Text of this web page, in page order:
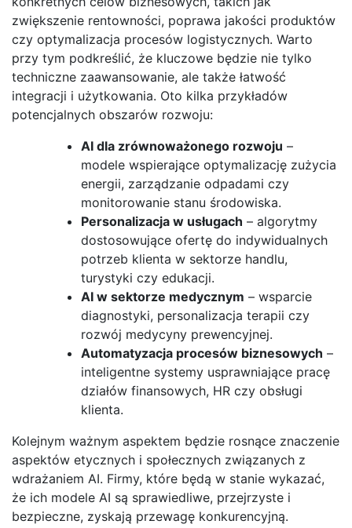
zwiększenie rentowności, poprawa jakości produktów
czy optymalizacja procesów logistycznych. Warto
przy tym podkreślić, że kluczowe będzie nie tylko
techniczne zaawansowanie, ale także łatwość
integracji i użytkowania. Oto kilka przykładów
potencjalnych obszarów rozwoju:
AI dla zrównoważonego rozwoju –
modele wspierające optymalizację zużycia
energii, zarządzanie odpadami czy
monitorowanie stanu środowiska.
Personalizacja w usługach – algorytmy
dostosowujące ofertę do indywidualnych
potrzeb klienta w sektorze handlu,
turystyki czy edukacji.
AI w sektorze medycznym – wsparcie
diagnostyki, personalizacja terapii czy
rozwój medycyny prewencyjnej.
Automatyzacja procesów biznesowych –
inteligentne systemy usprawniające pracę
działów finansowych, HR czy obsługi
klienta.
Kolejnym ważnym aspektem będzie rosnące znaczenie
aspektów etycznych i społecznych związanych z
wdrażaniem AI. Firmy, które będą w stanie wykazać,
że ich modele AI są sprawiedliwe, przejrzyste i
bezpieczne, zyskają przewagę konkurencyjną.